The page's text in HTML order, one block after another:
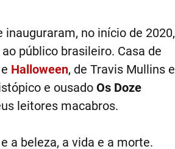
no início de 2020,
público brasileiro. Casa de
Halloween, de Travis Mullins e
e ousado Os Doze
leitores macabros.
a beleza, a vida e a morte.